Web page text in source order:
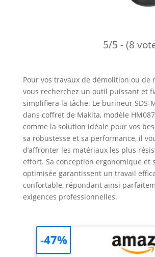
5/5 - (8
Pour vos travaux de démolition ou de
vous recherchez un outil puissant et
simplifiera la tâche. Le burineur SDS-
dans coffret de Makita, modèle
comme la solution idéale pour vos
sa robustesse et sa performance, il
d’affronter les matériaux les plus
effort. Sa conception ergonomique et
optimisée garantissent un travail
confortable, répondant ainsi
exigences professionnelles.
-47%